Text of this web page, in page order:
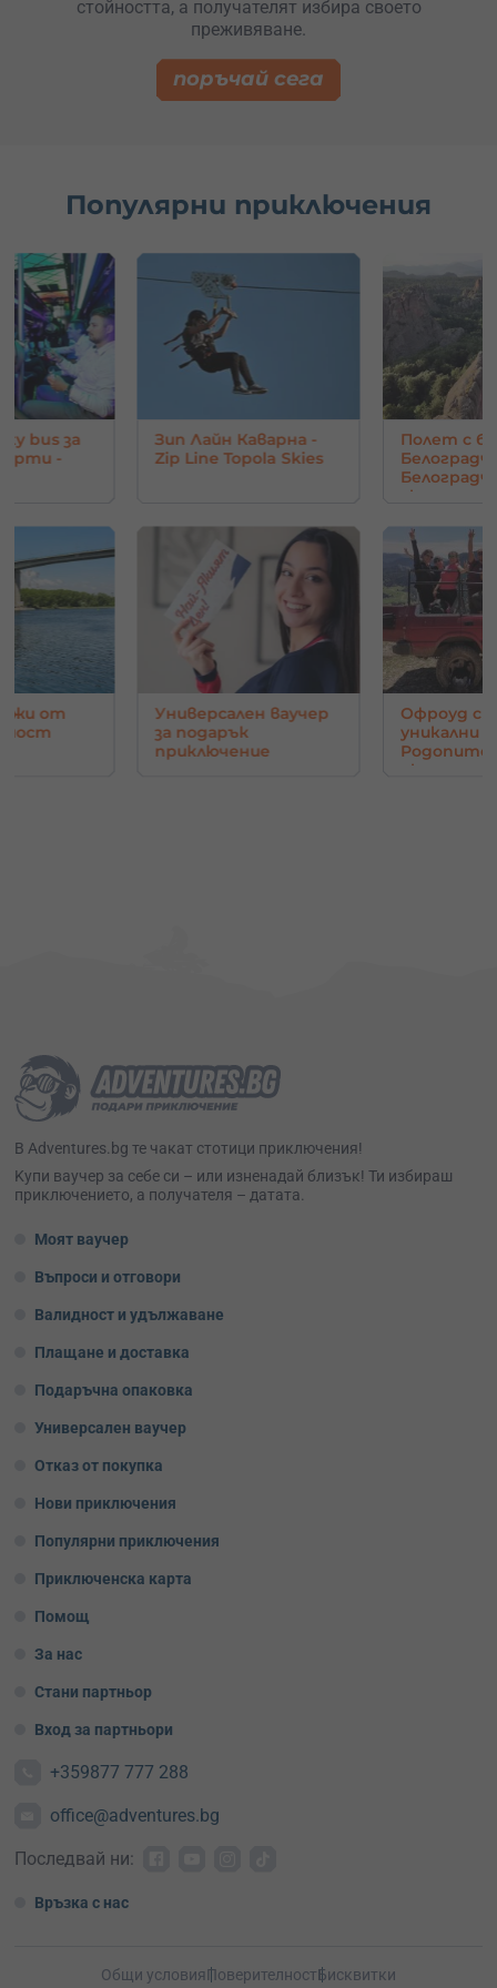
стойността, а получателят избира своето
преживяване.
поръчай сега
Популярни приключения
bus за
-
от
мост
Зип Лайн Каварна -
Zip Line Topola Skies
Универсален ваучер
за подарък
приключение
Полет с
скали
Офроуд с
уникални
Родопите
око
В Adventures.bg те чакат стотици приключения!
Kупи ваучер за себе си – или изненадай близък! Ти избираш
приключението, а получателя – датата.
Моят ваучер
Въпроси и отговори
Валидност и удължаване
Плащане и доставка
Подаръчна опаковка
Универсален ваучер
Отказ от покупка
Нови приключения
Популярни приключения
Приключенска карта
Помощ
За нас
Стани партньор
Вход за партньори
+359877 777 288
office@adventures.bg
Последвай ни:
Връзка с нас
Общи условияПоверителностБисквитки